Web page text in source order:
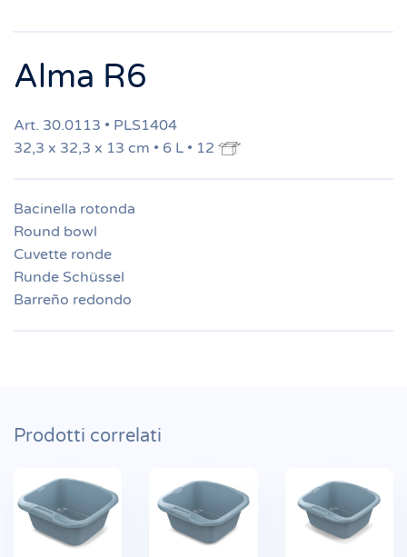
Alma R6
Art. 30.0113 • PLS1404
32,3 x 32,3 x 13 cm • 6 L • 12
Bacinella rotonda
Round bowl
Cuvette ronde
Runde Schüssel
Barreño redondo
Prodotti correlati